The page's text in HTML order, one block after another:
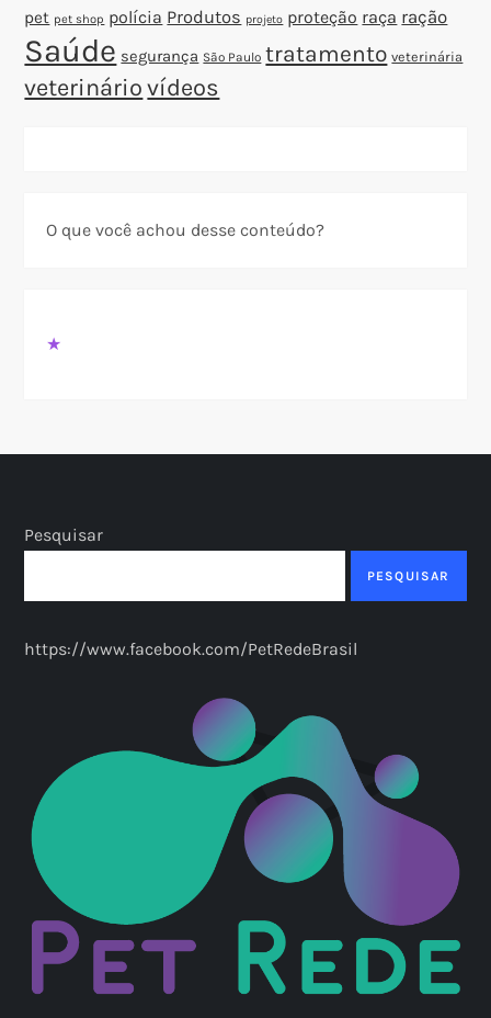
pet pet shop polícia Produtos projeto proteção raça ração
Saúde segurança São Paulo tratamento veterinária
veterinário vídeos
O que você achou desse conteúdo?
★
Pesquisar
PESQUISAR
https://www.facebook.com/PetRedeBrasil